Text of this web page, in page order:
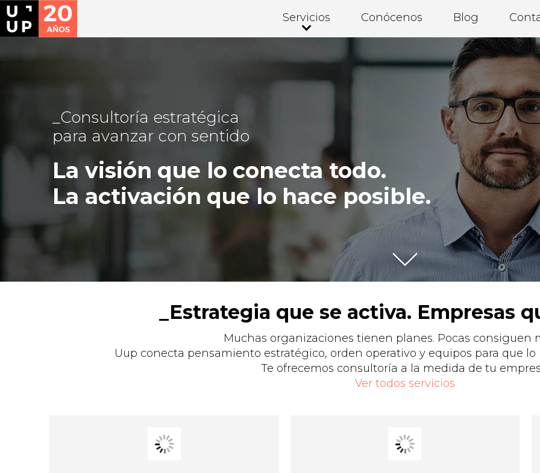
Servicios Conócenos Blog
Consultoría estratégica
para avanzar con sentido
La visión que lo conecta todo.
La activación que lo hace posible.
_Estrategia que se activa. Empresas
Muchas organizaciones tienen planes. Pocas consiguen
Uup conecta pensamiento estratégico, orden operativo y equipos para que
Te ofrecemos consultoría a la medida de tu
Ver todos servicios